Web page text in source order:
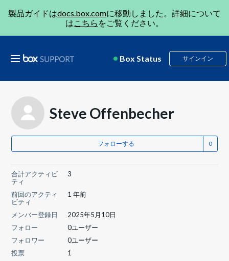
製品ガイドはdocs.box.comに移動しました。詳細について
はこちら をご覧ください。
Box Status サインイン
Steve Offenbecher
フォローする
合計アクティビ
ティ
3
前回のアクティ
ビティ
1 年前
メンバー登録日
2025年5月10日
フォロー
0ユーザー
フォロワー
0ユーザー
投票
1